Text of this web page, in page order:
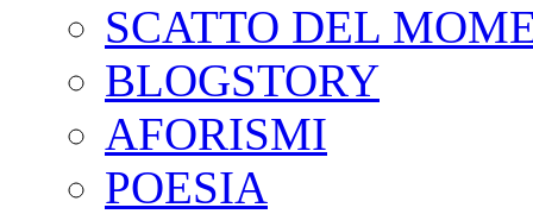
SCATTO DEL
BLOGSTORY
AFORISMI
POESIA